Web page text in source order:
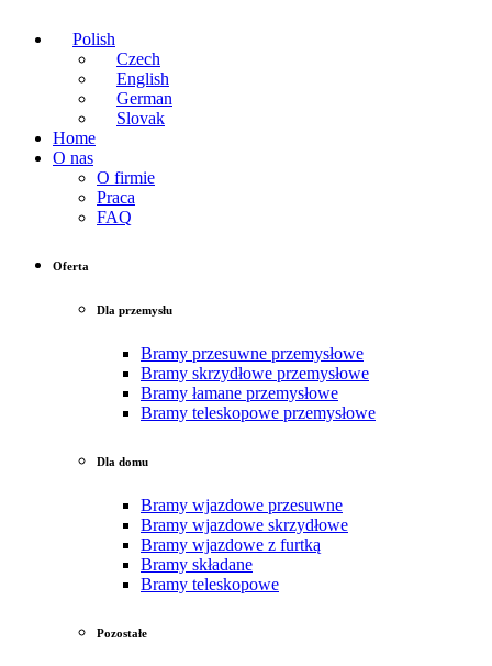
Polish
Czech
English
German
Slovak
Home
O nas
O firmie
Praca
FAQ
Oferta
Dla przemysłu
Bramy przesuwne przemysłowe
Bramy skrzydłowe przemysłowe
Bramy łamane przemysłowe
Bramy teleskopowe przemysłowe
Dla domu
Bramy wjazdowe przesuwne
Bramy wjazdowe skrzydłowe
Bramy wjazdowe z furtką
Bramy składane
Bramy teleskopowe
Pozostałe